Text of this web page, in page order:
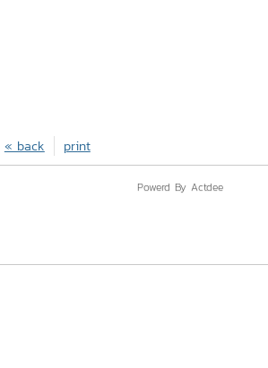
print
« back
Powerd By Actdee